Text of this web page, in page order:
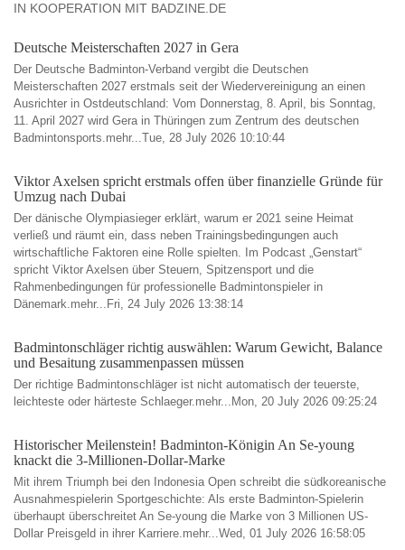
IN KOOPERATION MIT BADZINE.DE
Deutsche Meisterschaften 2027 in Gera
Der Deutsche Badminton-Verband vergibt die Deutschen
Meisterschaften 2027 erstmals seit der Wiedervereinigung an einen
Ausrichter in Ostdeutschland: Vom Donnerstag, 8. April, bis Sonntag,
11. April 2027 wird Gera in Thüringen zum Zentrum des deutschen
Badmintonsports.mehr...Tue, 28 July 2026 10:10:44
Viktor Axelsen spricht erstmals offen über finanzielle Gründe für
Umzug nach Dubai
Der dänische Olympiasieger erklärt, warum er 2021 seine Heimat
verließ und räumt ein, dass neben Trainingsbedingungen auch
wirtschaftliche Faktoren eine Rolle spielten. Im Podcast „Genstart“
spricht Viktor Axelsen über Steuern, Spitzensport und die
Rahmenbedingungen für professionelle Badmintonspieler in
Dänemark.mehr...Fri, 24 July 2026 13:38:14
Badmintonschläger richtig auswählen: Warum Gewicht, Balance
und Besaitung zusammenpassen müssen
Der richtige Badmintonschläger ist nicht automatisch der teuerste,
leichteste oder härteste Schlaeger.mehr...Mon, 20 July 2026 09:25:24
Historischer Meilenstein! Badminton-Königin An Se-young
knackt die 3-Millionen-Dollar-Marke
Mit ihrem Triumph bei den Indonesia Open schreibt die südkoreanische
Ausnahmespielerin Sportgeschichte: Als erste Badminton-Spielerin
überhaupt überschreitet An Se-young die Marke von 3 Millionen US-
Dollar Preisgeld in ihrer Karriere.mehr...Wed, 01 July 2026 16:58:05